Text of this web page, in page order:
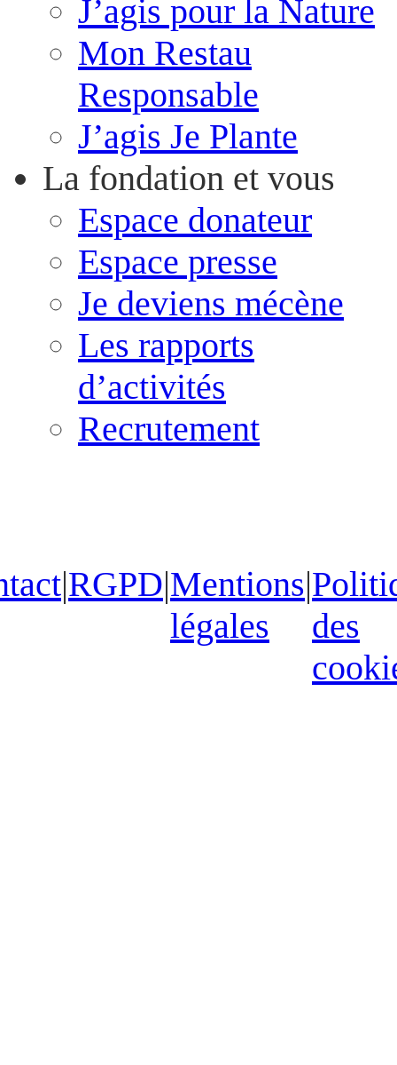
J’agis pour la Nature
Mon Restau
Responsable
J’agis Je Plante
La fondation et vous
Espace donateur
Espace presse
Je deviens mécène
Les rapports
d’activités
Recrutement
|RGPD|Mentions
légales
|
des